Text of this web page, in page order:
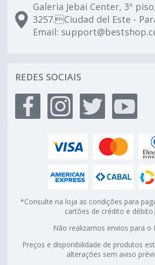
Galeria Jebai Center, 3º
3257.Ciudad del Este -
Email:
REDES SOCIAIS
*Consulte na loja as condições para
cartões de crédito e
Não realizamos envios para o
Preços e disponibilidade de produtos
alterações sem aviso